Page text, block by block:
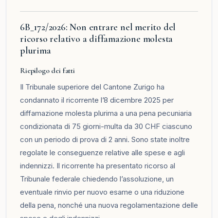
6B_172/2026: Non entrare nel merito del
ricorso relativo a diffamazione molesta
plurima
Riepilogo dei fatti
Il Tribunale superiore del Cantone Zurigo ha
condannato il ricorrente l’8 dicembre 2025 per
diffamazione molesta plurima a una pena pecuniaria
condizionata di 75 giorni-multa da 30 CHF ciascuno
con un periodo di prova di 2 anni. Sono state inoltre
regolate le conseguenze relative alle spese e agli
indennizzi. Il ricorrente ha presentato ricorso al
Tribunale federale chiedendo l’assoluzione, un
eventuale rinvio per nuovo esame o una riduzione
della pena, nonché una nuova regolamentazione delle